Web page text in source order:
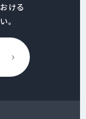
ける
。